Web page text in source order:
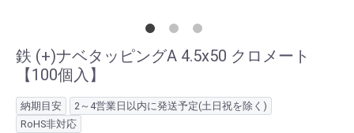
鉄 (+)ナベタッピングA 4.5x50 クロメート
【100個入】
納期目安
2～4営業日以内に発送予定(土日祝を除く)
RoHS非対応